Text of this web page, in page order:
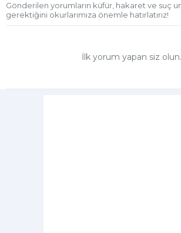
Gönderilen yorumların küfür, hakaret ve suç
gerektiğini okurlarımıza önemle hatırlatırız!
İlk yorum yapan siz olun.